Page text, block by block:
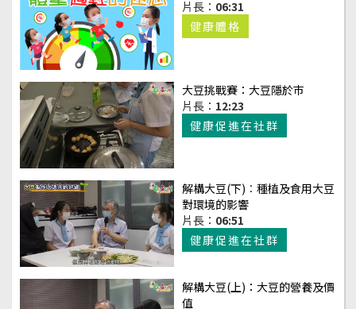
片長： 06:31
健康體格
大豆挑戰賽：大豆隱於巿
片長： 12:23
健康促進在社群
解構大豆(下)︰種植及食用大豆
對環境的影響
片長： 06:51
健康促進在社群
解構大豆(上)：大豆的營養及價
值